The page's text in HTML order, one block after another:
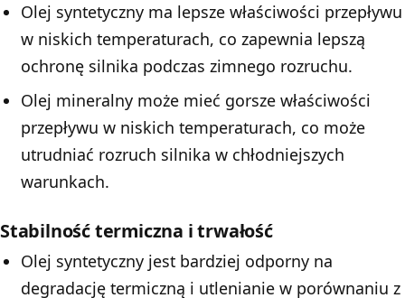
Olej syntetyczny ma lepsze właściwości przepływu
w niskich temperaturach, co zapewnia lepszą
ochronę silnika podczas zimnego rozruchu.
Olej mineralny może mieć gorsze właściwości
przepływu w niskich temperaturach, co może
utrudniać rozruch silnika w chłodniejszych
warunkach.
Stabilność termiczna i trwałość
Olej syntetyczny jest bardziej odporny na
degradację termiczną i utlenianie w porównaniu z